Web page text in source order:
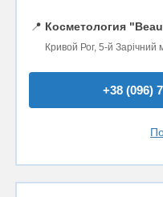
📍 Косметология
Кривой Рог, 5-й Зарічний
+38 (096)